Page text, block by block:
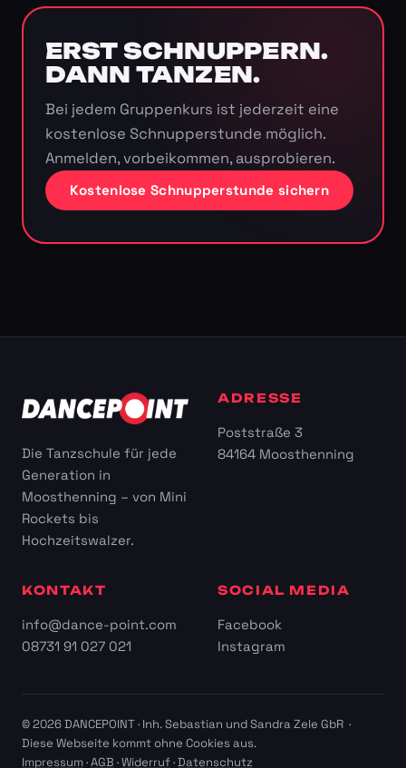
ERST SCHNUPPERN.
DANN TANZEN.
Bei jedem Gruppenkurs ist jederzeit eine
kostenlose Schnupperstunde möglich.
Anmelden, vorbeikommen, ausprobieren.
Kostenlose Schnupperstunde sichern
Die Tanzschule für jede
Generation in
Moosthenning – von Mini
Rockets bis
Hochzeitswalzer.
ADRESSE
Poststraße 3
84164 Moosthenning
KONTAKT
info@dance-point.com
08731 91 027 021
SOCIAL MEDIA
Facebook
Instagram
© 2026 DANCEPOINT · Inh. Sebastian und Sandra Zele GbR ·
Diese Webseite kommt ohne Cookies aus.
Impressum·AGB ·Widerruf·Datenschutz